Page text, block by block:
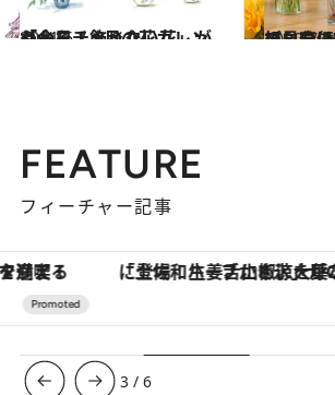
2021.6.1
「今日、飾りたい花」がわかる！ 6月の花カレンダーをチェック
ライフスタイル プロ直伝！ いい花屋さん
ライフ
FEATURE
フィーチャー記事
「土佐和ハーブかき氷」がOMO7高知に登場！生姜、山椒、大葉など目にも舌にも涼を呼ぶ
3 /6